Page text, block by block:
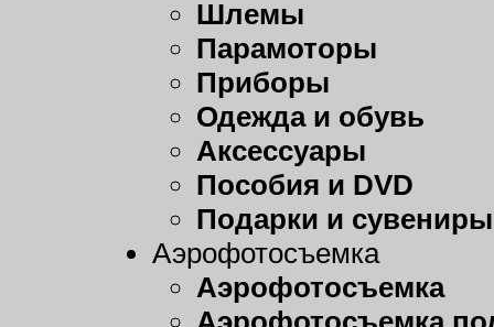
Шлемы
Парамоторы
Приборы
Одежда и обувь
Аксессуары
Пособия и DVD
Подарки и сувениры
Аэрофотосъемка
Аэрофотосъемка